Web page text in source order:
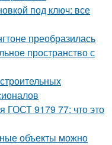
под ключ: все
преобразилась
пространство с
ГОСТ 9179 77: что это
объекты можно